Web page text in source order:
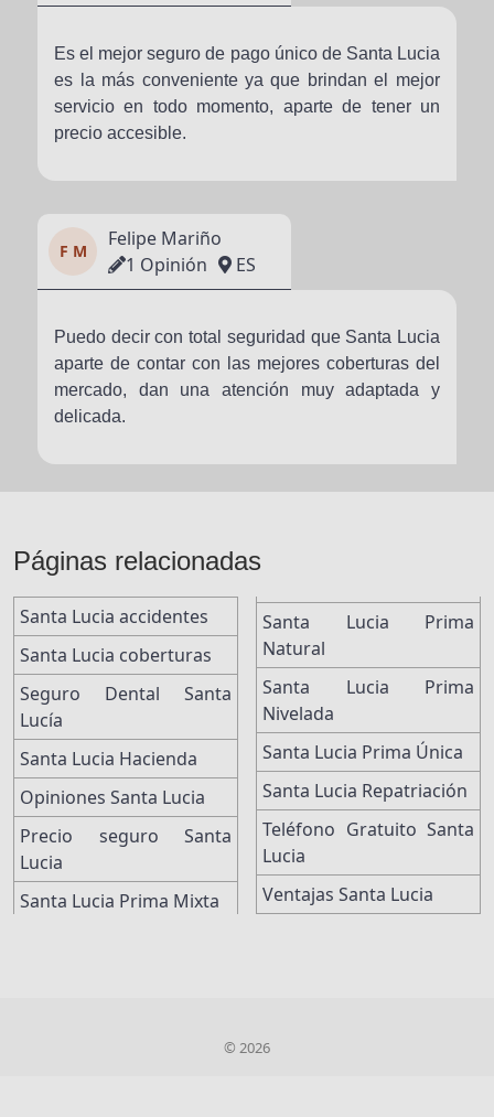
Es el mejor seguro de pago único de Santa Lucia
es la más conveniente ya que brindan el mejor
servicio en todo momento, aparte de tener un
precio accesible.
F M
Felipe Mariño
1 Opinión
ES
Puedo decir con total seguridad que Santa Lucia
aparte de contar con las mejores coberturas del
mercado, dan una atención muy adaptada y
delicada.
Páginas relacionadas
Santa Lucia accidentes
Santa Lucia coberturas
Seguro Dental Santa
Lucía
Santa Lucia Hacienda
Opiniones Santa Lucia
Precio seguro Santa
Lucia
Santa Lucia Prima Mixta
Santa Lucia Prima
Natural
Santa Lucia Prima
Nivelada
Santa Lucia Prima Única
Santa Lucia Repatriación
Teléfono Gratuito Santa
Lucia
Ventajas Santa Lucia
© 2026